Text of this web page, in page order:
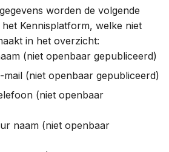
worden de volgende
het Kennisplatform, welke niet
in het overzicht:
(niet openbaar gepubliceerd)
(niet openbaar gepubliceerd)
(niet openbaar
naam (niet openbaar